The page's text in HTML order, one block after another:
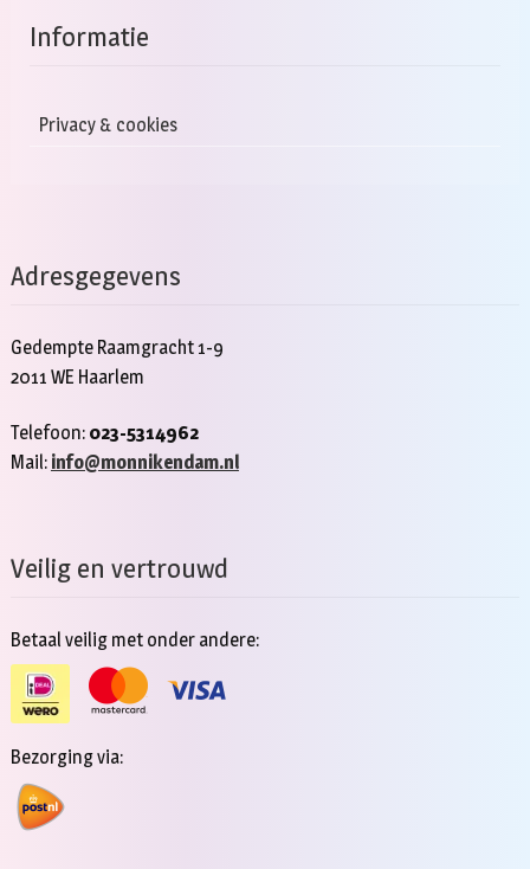
Informatie
Privacy & cookies
Adresgegevens
Gedempte Raamgracht 1-9
2011 WE Haarlem
Telefoon: 023-5314962
Mail: info@monnikendam.nl
Veilig en vertrouwd
Betaal veilig met onder andere:
Bezorging via: